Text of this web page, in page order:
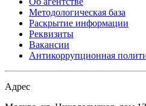
Методологическая база
Раскрытие информации
Реквизиты
Вакансии
Антикоррупционная
Адрес